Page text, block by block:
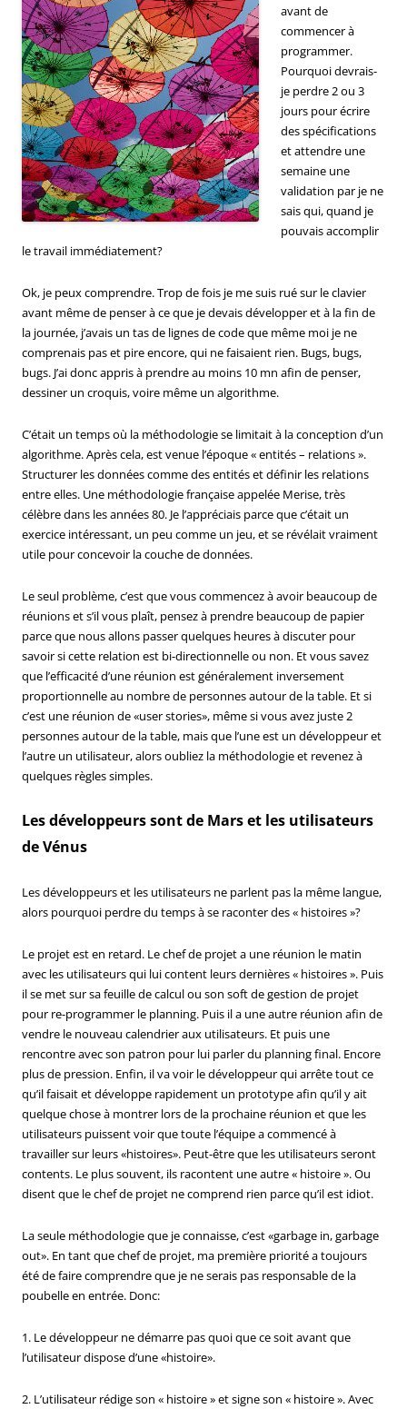
avant de
commencer à
programmer.
Pourquoi devrais-
je perdre 2 ou 3
jours pour écrire
des spécifications
et attendre une
semaine une
validation par je ne
sais qui, quand je
pouvais accomplir
le travail immédiatement?
Ok, je peux comprendre. Trop de fois je me suis rué sur le clavier
avant même de penser à ce que je devais développer et à la fin de
la journée, j’avais un tas de lignes de code que même moi je ne
comprenais pas et pire encore, qui ne faisaient rien. Bugs, bugs,
bugs. J’ai donc appris à prendre au moins 10 mn afin de penser,
dessiner un croquis, voire même un algorithme.
C’était un temps où la méthodologie se limitait à la conception d’un
algorithme. Après cela, est venue l’époque « entités – relations ».
Structurer les données comme des entités et définir les relations
entre elles. Une méthodologie française appelée Merise, très
célèbre dans les années 80. Je l’appréciais parce que c’était un
exercice intéressant, un peu comme un jeu, et se révélait vraiment
utile pour concevoir la couche de données.
Le seul problème, c’est que vous commencez à avoir beaucoup de
réunions et s’il vous plaît, pensez à prendre beaucoup de papier
parce que nous allons passer quelques heures à discuter pour
savoir si cette relation est bi-directionnelle ou non. Et vous savez
que l’efficacité d’une réunion est généralement inversement
proportionnelle au nombre de personnes autour de la table. Et si
c’est une réunion de «user stories», même si vous avez juste 2
personnes autour de la table, mais que l’une est un développeur et
l’autre un utilisateur, alors oubliez la méthodologie et revenez à
quelques règles simples.
Les développeurs sont de Mars et les utilisateurs
de Vénus
Les développeurs et les utilisateurs ne parlent pas la même langue,
alors pourquoi perdre du temps à se raconter des « histoires »?
Le projet est en retard. Le chef de projet a une réunion le matin
avec les utilisateurs qui lui content leurs dernières « histoires ». Puis
il se met sur sa feuille de calcul ou son soft de gestion de projet
pour re-programmer le planning. Puis il a une autre réunion afin de
vendre le nouveau calendrier aux utilisateurs. Et puis une
rencontre avec son patron pour lui parler du planning final. Encore
plus de pression. Enfin, il va voir le développeur qui arrête tout ce
qu’il faisait et développe rapidement un prototype afin qu’il y ait
quelque chose à montrer lors de la prochaine réunion et que les
utilisateurs puissent voir que toute l’équipe a commencé à
travailler sur leurs «histoires». Peut-être que les utilisateurs seront
contents. Le plus souvent, ils racontent une autre « histoire ». Ou
disent que le chef de projet ne comprend rien parce qu’il est idiot.
La seule méthodologie que je connaisse, c’est «garbage in, garbage
out». En tant que chef de projet, ma première priorité a toujours
été de faire comprendre que je ne serais pas responsable de la
poubelle en entrée. Donc:
1. Le développeur ne démarre pas quoi que ce soit avant que
l’utilisateur dispose d’une «histoire».
2. L’utilisateur rédige son « histoire » et signe son « histoire ». Avec